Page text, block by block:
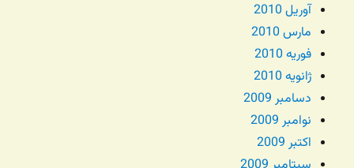
آوریل 2010
مارس 2010
فوریه 2010
ژانویه 2010
دسامبر 2009
نوامبر 2009
اکتبر 2009